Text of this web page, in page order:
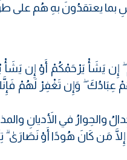
بما يعتقدُونَ بهِ هُم على
إِن يَشَأْ يَرْحَمْكُمْ أَوْ إِن يَشَأْ
عِبَادُكَ ۖ وَإِن تَغْفِرْ لَهُمْ
والحِوارُ في الأَديانِ
مَن كَانَ هُودًا أَوْ نَصَارَىٰ